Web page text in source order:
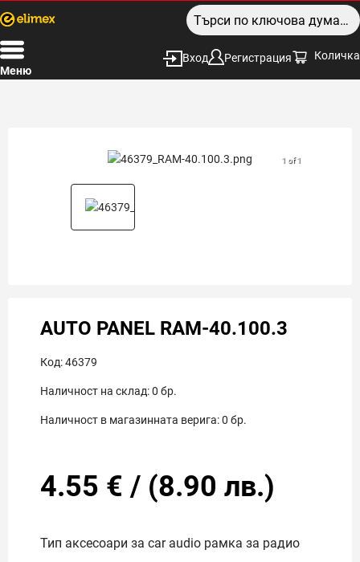
Меню
Вход Регистрация Количка
1 of 1
AUTO PANEL RAM-40.100.3
Код:46379
Наличност на склад:0 бр.
Наличност в магазинната верига:0 бр.
4.55 € / (8.90 лв.)
Тип аксесоари за car audio рамка за радио